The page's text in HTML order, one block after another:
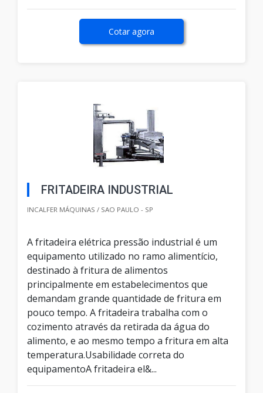
Cotar agora
FRITADEIRA INDUSTRIAL
INCALFER MÁQUINAS / SAO PAULO - SP
A fritadeira elétrica pressão industrial é um
equipamento utilizado no ramo alimentício,
destinado à fritura de alimentos
principalmente em estabelecimentos que
demandam grande quantidade de fritura em
pouco tempo. A fritadeira trabalha com o
cozimento através da retirada da água do
alimento, e ao mesmo tempo a fritura em alta
temperatura.Usabilidade correta do
equipamentoA fritadeira el&...